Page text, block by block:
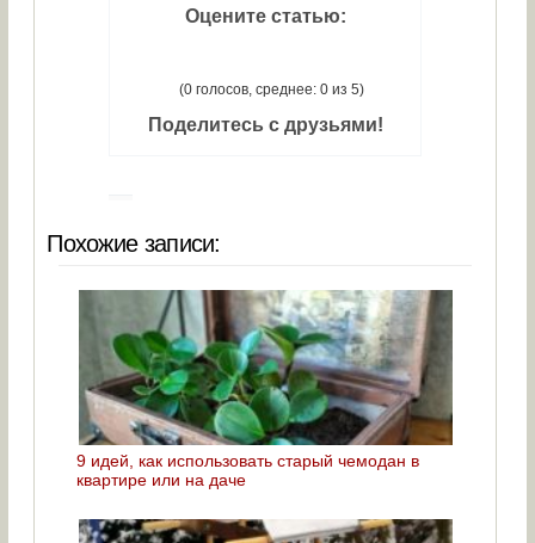
Оцените статью:
(0 голосов, среднее: 0 из 5)
Поделитесь с друзьями!
Похожие записи:
9 идей, как использовать старый чемодан в
квартире или на даче